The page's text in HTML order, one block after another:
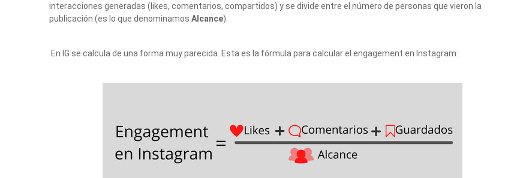
interacciones generadas (likes, comentarios, compartidos) y se divide entre el número de personas que vieron la
publicación (es lo que denominamos Alcance).
En IG se calcula de una forma muy parecida. Esta es la fórmula para calcular el engagement en Instagram: